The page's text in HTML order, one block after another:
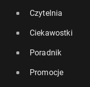
Czytelnia
Ciekawostki
Poradnik
Promocje